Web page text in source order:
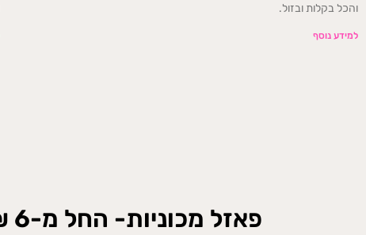
והכל בקלות ובזול.
למידע נוסף
פאזל מכוניות- החל מ-6 ₪~